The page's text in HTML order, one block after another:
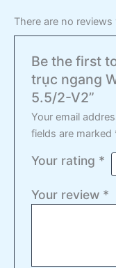
There are no reviews
Be the first
trục ngang
5.5/2-V2”
Your email
fields are marked
Your rating *
Your review *